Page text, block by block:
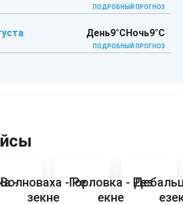
ПОДРОБНЫЙ ПРОГНОЗ
День9°CНочь9°C
ПОДРОБНЫЙ ПРОГНОЗ
-
Волноваха - Ре
зекне
Горловка - Рез
екне